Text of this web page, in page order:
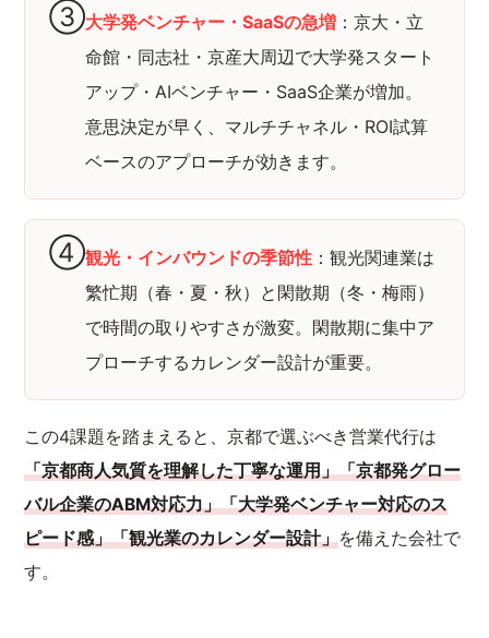
③大学発ベンチャー・SaaSの急増 ：京大・立
命館・同志社・京産大周辺で大学発スタート
アップ・AIベンチャー・SaaS企業が増加。
意思決定が早く、マルチチャネル・ROI試算
ベースのアプローチが効きます。
④観光・インバウンドの季節性 ：観光関連業は
繁忙期（春・夏・秋）と閑散期（冬・梅雨）
で時間の取りやすさが激変。閑散期に集中ア
プローチするカレンダー設計が重要。
この4課題を踏まえると、京都で選ぶべき営業代行は
「京都商人気質を理解した丁寧な運用」「京都発グロー
バル企業のABM対応力」「大学発ベンチャー対応のス
ピード感」「観光業のカレンダー設計」を備えた会社で
す。